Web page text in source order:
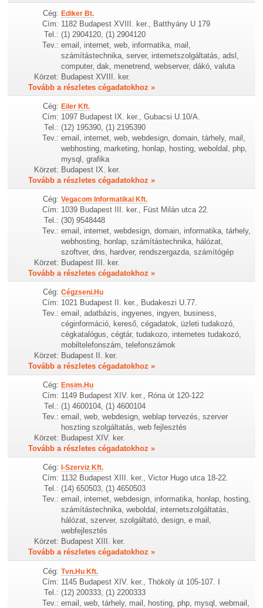
Cég: Ediker Bt.
Cím: 1182 Budapest XVIII. ker., Batthyány U 179
Tel.: (1) 2904120, (1) 2904120
Tev.: email, internet, web, informatika, mail,
számítástechnika, server, internetszolgáltatás, adsl,
computer, dak, menetrend, webserver, dákó, valuta
Körzet: Budapest XVIII. ker.
Tovább a részletes cégadatokhoz »
Cég: Eiler Kft.
Cím: 1097 Budapest IX. ker., Gubacsi U.10/A.
Tel.: (12) 195390, (1) 2195390
Tev.: email, internet, web, webdesign, domain, tárhely, mail,
webhosting, marketing, honlap, hosting, weboldal, php,
mysql, grafika
Körzet: Budapest IX. ker.
Tovább a részletes cégadatokhoz »
Cég: Vegacom Informatikai Kft.
Cím: 1039 Budapest III. ker., Füst Milán utca 22.
Tel.: (30) 9548448
Tev.: email, internet, webdesign, domain, informatika, tárhely,
webhosting, honlap, számítástechnika, hálózat,
szoftver, dns, hardver, rendszergazda, számítógép
Körzet: Budapest III. ker.
Tovább a részletes cégadatokhoz »
Cég: Cégzseni.Hu
Cím: 1021 Budapest II. ker., Budakeszi U.77.
Tev.: email, adatbázis, ingyenes, ingyen, business,
céginformáció, kereső, cégadatok, üzleti tudakozó,
cégkatalógus, cégtár, tudakozo, internetes tudakozó,
mobiltelefonszám, telefonszámok
Körzet: Budapest II. ker.
Tovább a részletes cégadatokhoz »
Cég: Ensim.Hu
Cím: 1149 Budapest XIV. ker., Róna út 120-122
Tel.: (1) 4600104, (1) 4600104
Tev.: email, web, webdesign, weblap tervezés, szerver
hoszting szolgáltatás, web fejlesztés
Körzet: Budapest XIV. ker.
Tovább a részletes cégadatokhoz »
Cég: I-Szerviz Kft.
Cím: 1132 Budapest XIII. ker., Victor Hugo utca 18-22.
Tel.: (14) 650503, (1) 4650503
Tev.: email, internet, webdesign, informatika, honlap, hosting,
számítástechnika, weboldal, internetszolgáltatás,
hálózat, szerver, szolgáltató, design, e mail,
webfejlesztés
Körzet: Budapest XIII. ker.
Tovább a részletes cégadatokhoz »
Cég: Tvn.Hu Kft.
Cím: 1145 Budapest XIV. ker., Thököly út 105-107. I
Tel.: (12) 200333, (1) 2200333
Tev.: email, web, tárhely, mail, hosting, php, mysql, webmail,